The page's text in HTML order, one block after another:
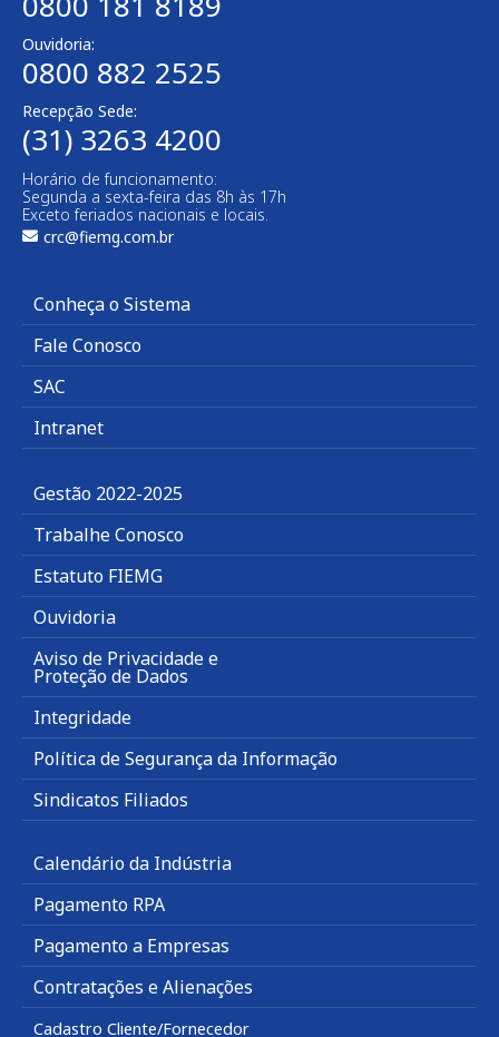
Ouvidoria:
0800 882 2525
Recepção Sede:
(31) 3263 4200
Horário de funcionamento:
Segunda a sexta-feira das 8h às 17h
Exceto feriados nacionais e locais.
crc@fiemg.com.br
Conheça o Sistema
Fale Conosco
SAC
Intranet
Gestão 2022-2025
Trabalhe Conosco
Estatuto FIEMG
Ouvidoria
Aviso de Privacidade e
Proteção de Dados
Integridade
Política de Segurança da Informação
Sindicatos Filiados
Calendário da Indústria
Pagamento RPA
Pagamento a Empresas
Contratações e Alienações
Cadastro Cliente/Fornecedor